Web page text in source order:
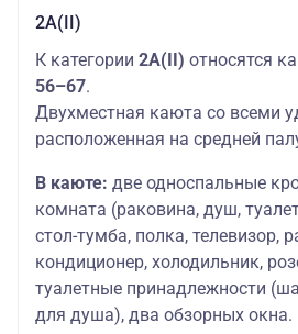
2А(II)
К категории 2А(II) относятся
56–67.
Двухместная каюта со всеми
расположенная на средней
В каюте: две односпальные
комната (раковина, душ,
стол-тумба, полка, телевизор,
кондиционер, холодильник,
туалетные принадлежности
для душа), два обзорных окна.